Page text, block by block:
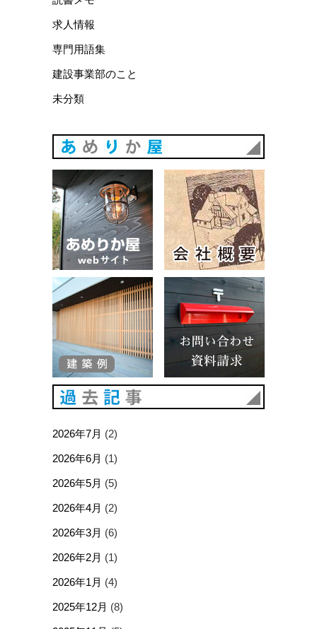
求人情報
専門用語集
建設事業部のこと
未分類
あめりか屋WEBサイト
2026年7月 (2)
2026年6月 (1)
2026年5月 (5)
2026年4月 (2)
2026年3月 (6)
2026年2月 (1)
2026年1月 (4)
2025年12月 (8)